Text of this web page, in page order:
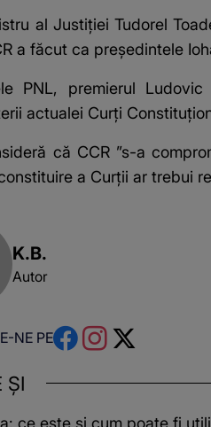
al Justiţiei Tudorel
a făcut ca preşedintele
PNL, premierul
actualei Curţi
că CCR ”s-a
a Curţii ar trebui
K.B.
Autor
NE PE
ȘI
ce este și cum poate fi